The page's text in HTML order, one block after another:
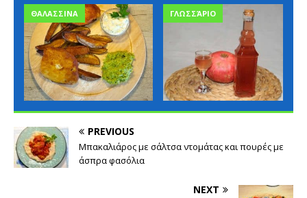
ΓΛΩΣΣΆΡΙΟ ΓΛΩΣΣΆΡΙΟ
PREVIOUS
Μπακαλιάρος με σάλτσα ντομάτας και πουρές με
άσπρα φασόλια
NEXT